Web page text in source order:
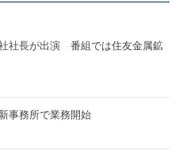
社長が出演 番組では住友金属鉱
事務所で業務開始